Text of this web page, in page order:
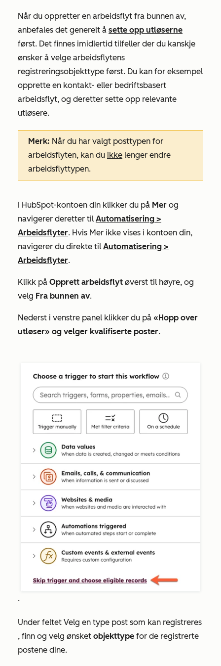
Når du oppretter en arbeidsflyt fra bunnen av,
anbefales det generelt å sette opp utløserne
først. Det finnes imidlertid tilfeller der du kanskje
ønsker å velge arbeidsflytens
registreringsobjekttype først. Du kan for eksempel
opprette en kontakt- eller bedriftsbasert
arbeidsflyt, og deretter sette opp relevante
utløsere.
Merk: Når du har valgt posttypen for
arbeidsflyten, kan du ikke lenger endre
arbeidsflyttypen.
I HubSpot-kontoen din klikker du på Mer og
navigerer deretter til Automatisering >
Arbeidsflyter. Hvis Mer ikke vises i kontoen din,
navigerer du direkte til Automatisering >
Arbeidsflyter.
Klikk på Opprett arbeidsflyt øverst til høyre, og
velg Fra bunnen av.
Nederst i venstre panel klikker du på «Hopp over
utløser» og velger kvalifiserte poster.
.
Under feltet Velg en type post som kan registreres
, finn og velg ønsket objekttype for de registrerte
postene dine.